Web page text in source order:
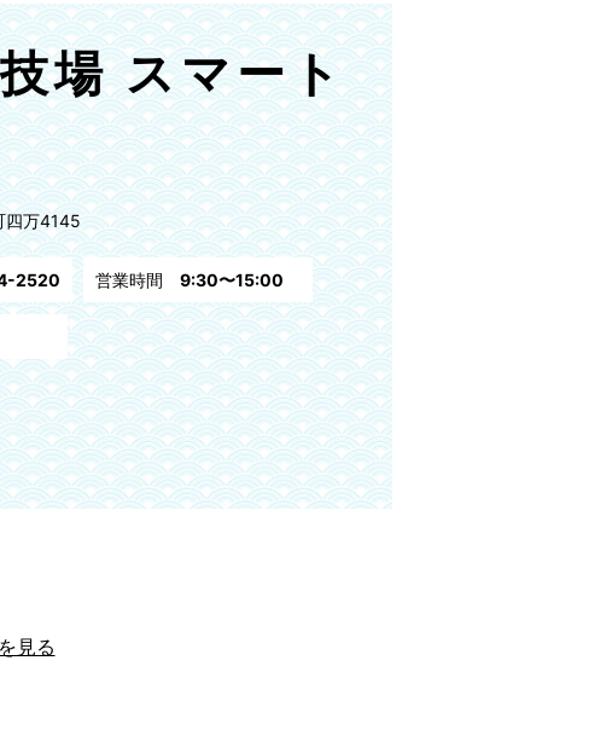
場 スマート
四万4145
2520 営業時間 9:30〜15:00
見る